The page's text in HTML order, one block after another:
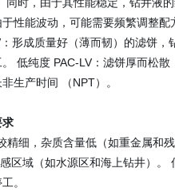
性能波动，可能需要频繁调整
形成质量好（薄而韧）的滤饼
低纯度 PAC-LV：滤饼厚而松
生产时间 （NPT）。
精细，杂质含量低（如重金属和
区域（如水源区和海上钻井）
。